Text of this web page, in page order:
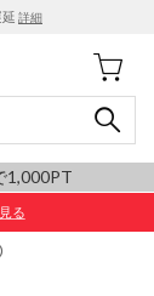
詳細
1,000PT
る